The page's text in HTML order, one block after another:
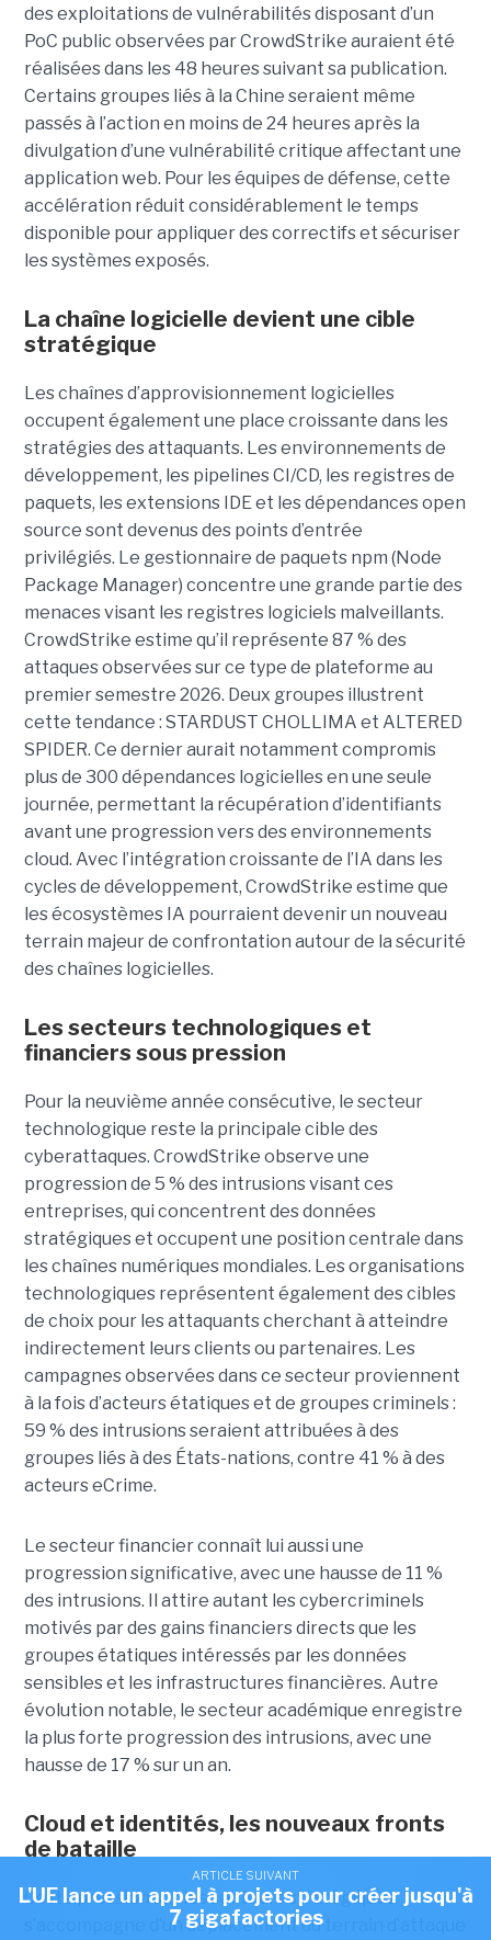
des exploitations de vulnérabilités disposant d’un
PoC public observées par CrowdStrike auraient été
réalisées dans les 48 heures suivant sa publication.
Certains groupes liés à la Chine seraient même
passés à l’action en moins de 24 heures après la
divulgation d’une vulnérabilité critique affectant une
application web. Pour les équipes de défense, cette
accélération réduit considérablement le temps
disponible pour appliquer des correctifs et sécuriser
les systèmes exposés.
La chaîne logicielle devient une cible
stratégique
Les chaînes d’approvisionnement logicielles
occupent également une place croissante dans les
stratégies des attaquants. Les environnements de
développement, les pipelines CI/CD, les registres de
paquets, les extensions IDE et les dépendances open
source sont devenus des points d’entrée
privilégiés. Le gestionnaire de paquets npm (Node
Package Manager) concentre une grande partie des
menaces visant les registres logiciels malveillants.
CrowdStrike estime qu’il représente 87 % des
attaques observées sur ce type de plateforme au
premier semestre 2026. Deux groupes illustrent
cette tendance : STARDUST CHOLLIMA et ALTERED
SPIDER. Ce dernier aurait notamment compromis
plus de 300 dépendances logicielles en une seule
journée, permettant la récupération d’identifiants
avant une progression vers des environnements
cloud. Avec l’intégration croissante de l’IA dans les
cycles de développement, CrowdStrike estime que
les écosystèmes IA pourraient devenir un nouveau
terrain majeur de confrontation autour de la sécurité
des chaînes logicielles.
Les secteurs technologiques et
financiers sous pression
Pour la neuvième année consécutive, le secteur
technologique reste la principale cible des
cyberattaques. CrowdStrike observe une
progression de 5 % des intrusions visant ces
entreprises, qui concentrent des données
stratégiques et occupent une position centrale dans
les chaînes numériques mondiales. Les organisations
technologiques représentent également des cibles
de choix pour les attaquants cherchant à atteindre
indirectement leurs clients ou partenaires. Les
campagnes observées dans ce secteur proviennent
à la fois d’acteurs étatiques et de groupes criminels :
59 % des intrusions seraient attribuées à des
groupes liés à des États-nations, contre 41 % à des
acteurs eCrime.
Le secteur financier connaît lui aussi une
progression significative, avec une hausse de 11 %
des intrusions. Il attire autant les cybercriminels
motivés par des gains financiers directs que les
groupes étatiques intéressés par les données
sensibles et les infrastructures financières. Autre
évolution notable, le secteur académique enregistre
la plus forte progression des intrusions, avec une
hausse de 17 % sur un an.
Cloud et identités, les nouveaux fronts
de bataille
Cette pression sur les secteurs stratégiques
s’accompagne d’un déplacement du terrain d’attaque
ARTICLE SUIVANT
L'UE lance un appel à projets pour créer jusqu'à
7 gigafactories